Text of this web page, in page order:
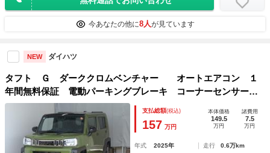
今あなたの他に8人が見ています
NEW ダイハツ
タフト Ｇ ダーククロムベンチャー オートエアコン １
年間無料保証 電動パーキングブレーキ コーナーセンサー
電動格納式ミラー ルーフレール アダプティブクルーズコン
トロール レーンキープ キーフリー ＬＥＤヘッドライト
バックカメラ 運転席・助手席シートヒーター
支払総額(税込)
157 万円
本体価格
149.5
万円
諸費用
7.5
万円
年式 2025年 走行
0.6万km